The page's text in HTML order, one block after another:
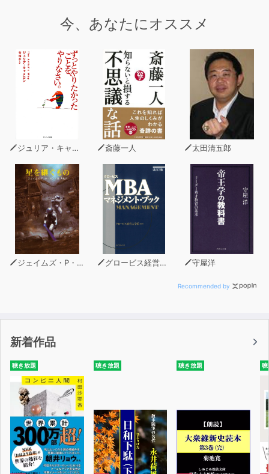
す。 そのため、このノイズがお父様・お母様の実際の
ください。あまり音量が大きいと赤ちゃんが驚いてしまう
恐れがありますので、ご注意のうえお役立てください。
■ 楽曲のクレジットおよびご使用上の注意点
本楽曲の著作権は「一般社団法人 千葉音声研究所（千葉
市）」に帰属します。
著作：一般社団法人 千葉音声研究所（千葉市）
主幹 渋谷晋亮
※全ての赤ちゃんに効果があるとは限りません。
※ダウンロード後に販売する行為は認められておりませ
ん。個人・法人問わず、当該楽曲を利益目的で使用される
場合は、事前に一般社団法人 千葉音声研究所のお問い合
わせフォームよりご相談ください。
今、あなたにオススメ
ジュリア・キャメロン 斎藤一人 太田清五郎
ジェイムズ・P・ホーガン グロービス経営大学院 守屋洋
Recommended by
新着作品
聴き放題 聴き放題 聴き放題 聴